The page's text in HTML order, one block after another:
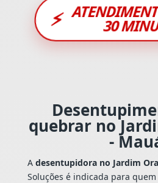
⚡ 30
quebrar no
-
A desentupidora no Jardim
Soluções é indicada para